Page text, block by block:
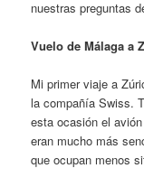
nuestras preguntas
Vuelo de Málaga a
Mi primer viaje a
la compañía Swiss.
esta ocasión el
eran mucho más
que ocupan menos